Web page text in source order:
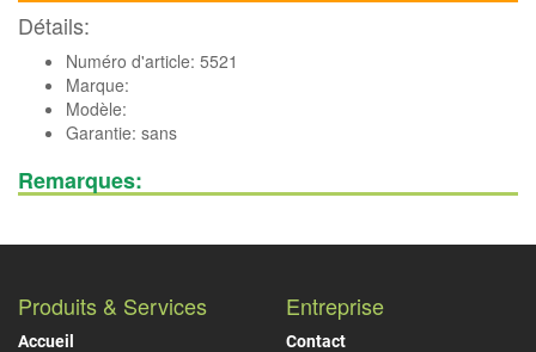
Détails:
Numéro d'article: 5521
Marque:
Modèle:
Garantie: sans
Remarques:
Produits & Services
Accueil
Entreprise
Contact